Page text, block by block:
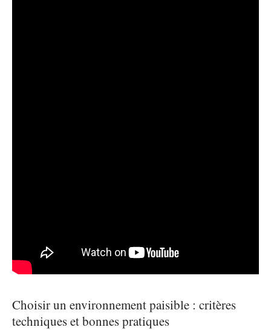
Choisir un environnement paisible : critères
techniques et bonnes pratiques